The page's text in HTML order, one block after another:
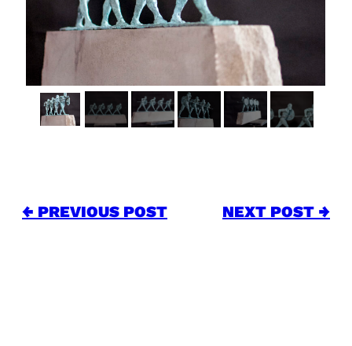
← PREVIOUS POST NEXT POST →